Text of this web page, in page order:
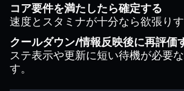
コア要件を満たしたら確定する
速度とスタミナが十分なら欲張りす
クールダウン/情報反映後に再評価
ステ表示や更新に短い待機が必要
す。